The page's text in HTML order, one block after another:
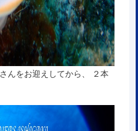
んをお迎えしてから、 ２本